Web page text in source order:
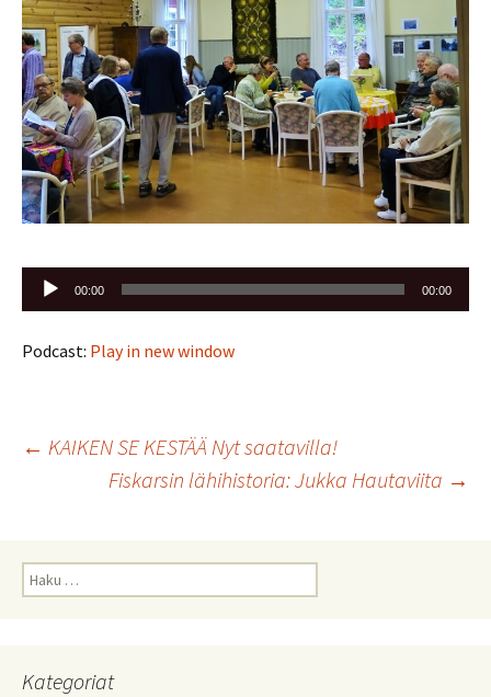
Äänitoistin
00:00 00:00
Podcast: Play in new window
Artikkelien
← KAIKEN SE KESTÄÄ Nyt saatavilla!
Fiskarsin lähihistoria: Jukka Hautaviita →
Haku:
Kategoriat